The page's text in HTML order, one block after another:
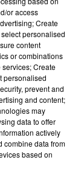
Voir plus
or access
Create
personalised
content
or combinations
Create
personalised
prevent and
and content;
may
data to offer
actively
combine data from
based on